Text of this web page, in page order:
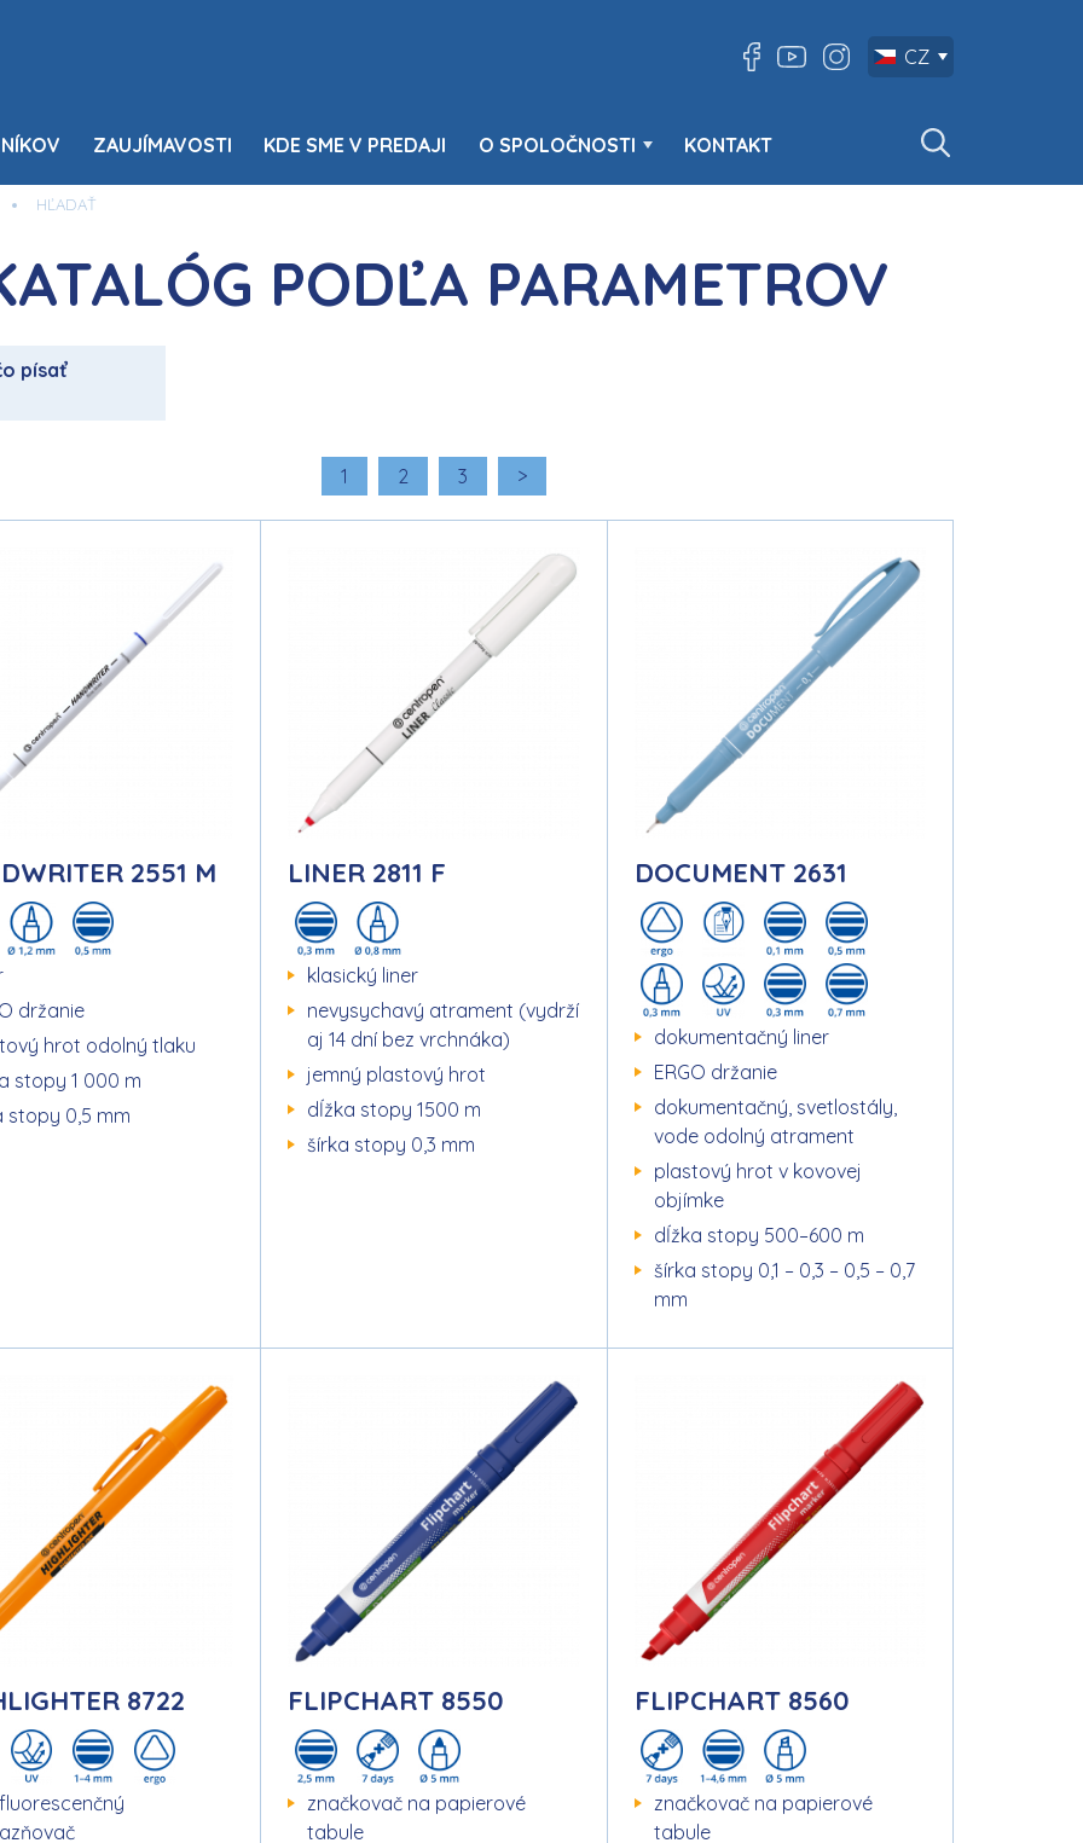
CZ
ZAUJÍMAVOSTI KDE SME V PREDAJI O SPOLOČNOSTI KONTAKT
HĽADAŤ
PODĽA PARAMETROV
písať
1 2 3 >
2551 M
držanie
hrot odolný tlaku
stopy 1 000 m
stopy 0,5 mm
LINER 2811 F
klasický liner
nevysychavý atrament (vydrží
aj 14 dní bez vrchnáka)
jemný plastový hrot
dĺžka stopy 1500 m
šírka stopy 0,3 mm
DOCUMENT 2631
dokumentačný liner
ERGO držanie
dokumentačný, svetlostály,
vode odolný atrament
plastový hrot v kovovej
objímke
dĺžka stopy 500–600 m
šírka stopy 0,1 – 0,3 – 0,5 – 0,7
mm
8722 FLIPCHART 8550
značkovač na papierové
tabule
FLIPCHART 8560
značkovač na papierové
tabule